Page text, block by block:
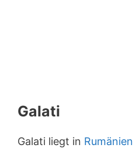
Galati
Galati liegt in Rumänien